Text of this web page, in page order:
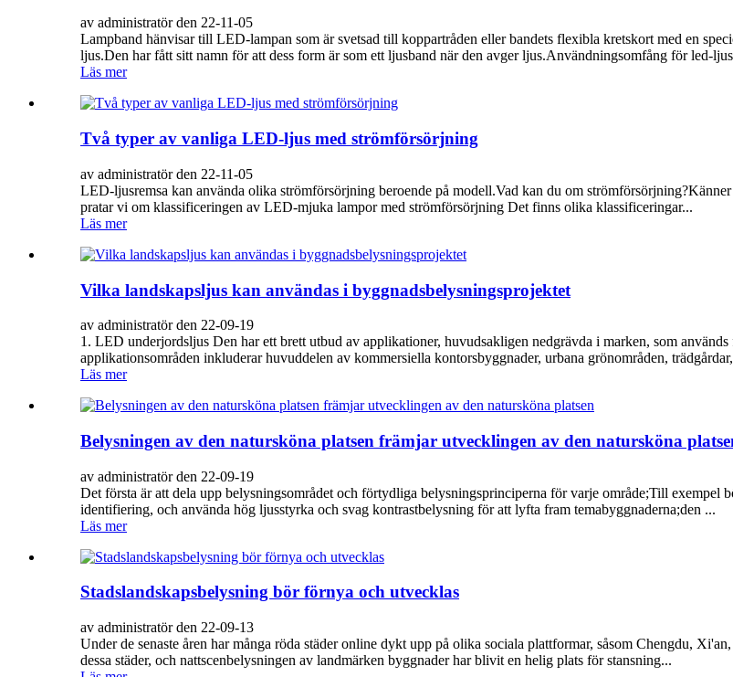
av administratör den 22-11-05
Lampband hänvisar till LED-lampan som är svetsad till koppartråden eller bandets flexibla kretskort med en
ljus.Den har fått sitt namn för att dess form är som ett ljusband när den avger ljus.Användningsomfång för led-
Läs mer
Två typer av vanliga LED-ljus med strömförsörjning
av administratör den 22-11-05
LED-ljusremsa kan använda olika strömförsörjning beroende på modell.Vad kan du om
pratar vi om klassificeringen av LED-mjuka lampor med strömförsörjning Det finns olika klassificeringar...
Läs mer
Vilka landskapsljus kan användas i byggnadsbelysningsprojektet
av administratör den 22-09-19
1. LED underjordsljus Den har ett brett utbud av applikationer, huvudsakligen nedgrävda i marken, som
applikationsområden inkluderar huvuddelen av kommersiella kontorsbyggnader, urbana grönområden,
Läs mer
Belysningen av den natursköna platsen främjar utvecklingen av den natursköna
av administratör den 22-09-19
Det första är att dela upp belysningsområdet och förtydliga belysningsprinciperna för varje område;Till
identifiering, och använda hög ljusstyrka och svag kontrastbelysning för att lyfta fram temabyggnaderna;den ...
Läs mer
Stadslandskapsbelysning bör förnya och utvecklas
av administratör den 22-09-13
Under de senaste åren har många röda städer online dykt upp på olika sociala plattformar, såsom Chengdu,
dessa städer, och nattscenbelysningen av landmärken byggnader har blivit en helig plats för stansning...